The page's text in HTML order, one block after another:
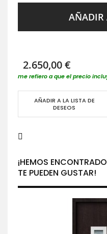
AÑADIR
2.650,00 €
me refiero a que el precio
AÑADIR A LA LISTA DE
DESEOS
¡HEMOS
TE PUEDEN GUSTAR!